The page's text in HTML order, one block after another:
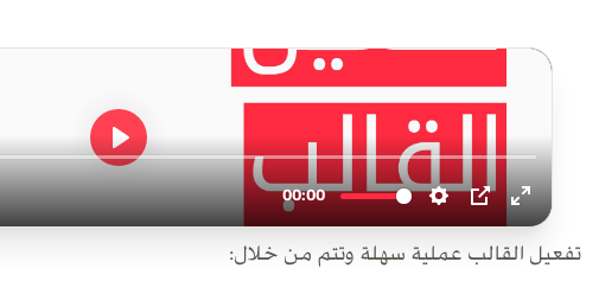
تفعيل القالب عملية سهلة وتتم من خلال: